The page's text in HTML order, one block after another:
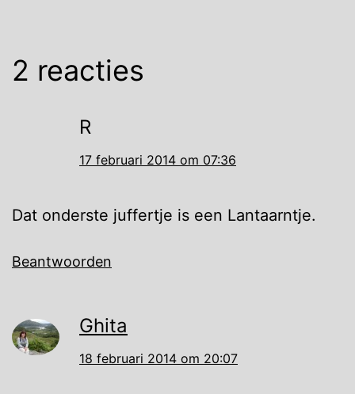
2 reacties
R
17 februari 2014 om 07:36
Dat onderste juffertje is een Lantaarntje.
Beantwoorden
Ghita
18 februari 2014 om 20:07